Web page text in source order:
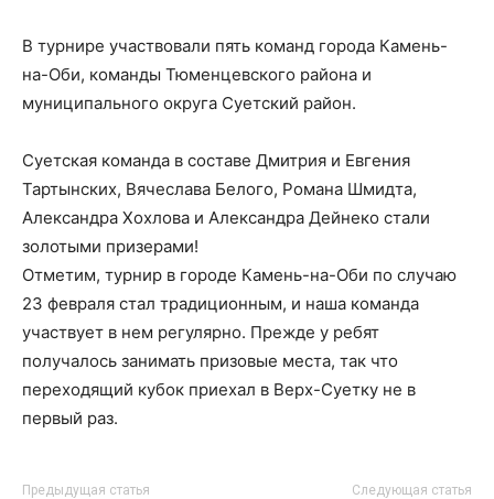
В турнире участвовали пять команд города Камень-
на-Оби, команды Тюменцевского района и
муниципального округа Суетский район.
Суетская команда в составе Дмитрия и Евгения
Тартынских, Вячеслава Белого, Романа Шмидта,
Александра Хохлова и Александра Дейнеко стали
золотыми призерами!
Отметим, турнир в городе Камень-на-Оби по случаю
23 февраля стал традиционным, и наша команда
участвует в нем регулярно. Прежде у ребят
получалось занимать призовые места, так что
переходящий кубок приехал в Верх-Суетку не в
первый раз.
Предыдущая статья Следующая статья